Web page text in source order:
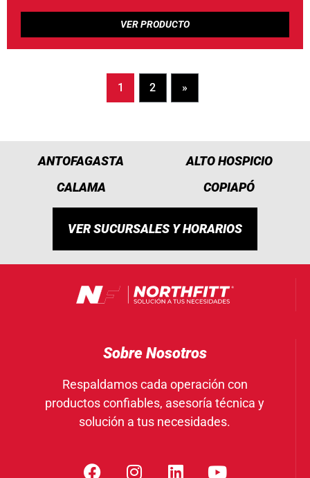
1 2 »
ANTOFAGASTA
ALTO HOSPICIO
CALAMA
COPIAPÓ
VER SUCURSALES Y HORARIOS
Sobre Nosotros
Respaldamos cada operación con
productos confiables, asesoría técnica y
solución a tus necesidades.